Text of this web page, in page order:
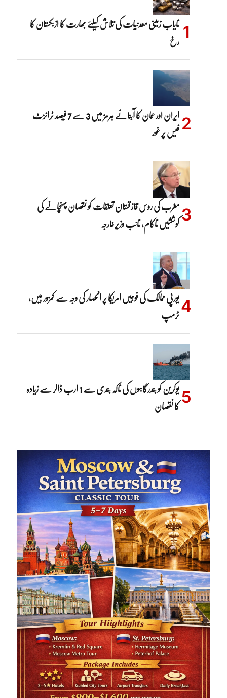
نایاب زمینی معدنیات کی تلاش کیلئے بھارت کا ازبکستان کا
رخ
ایران اور عمان کا آبنائے ہرمز میں 3 سے 7 فیصد ٹرانزٹ
فیس پر غور
مغرب کی روس قازقستان تعلقات کو نقصان پہنچانے کی
کوششیں ناکام، نائب وزیرخارجہ
یورپی ممالک کی فوجیں امریکا پر انحصار کی وجہ سے کمزور ہیں،
ٹرمپ
یوکرین کو بندرگاہوں کی ناکہ بندی سے 1 ارب ڈالر سے زیادہ
کا نقصان